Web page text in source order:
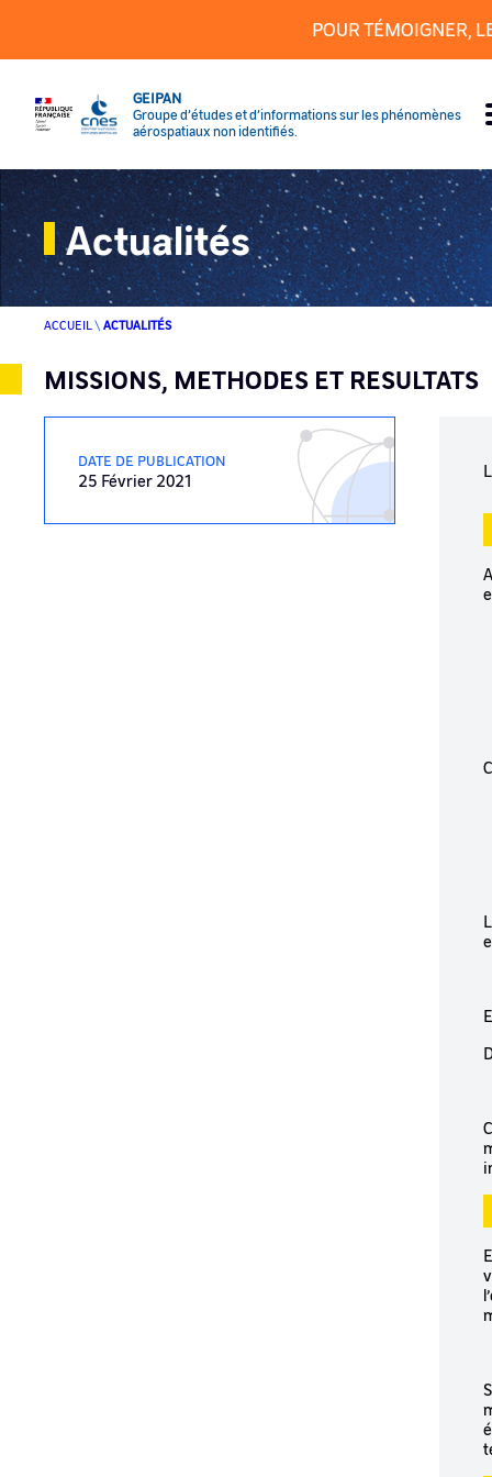
POUR TÉMOIGNER,
GEIPAN
Groupe d’études et d’informations sur les phénomènes
aérospatiaux non identifiés.
Actualités
ACCUEIL\ ACTUALITÉS
MISSIONS, METHODES ET RESULTATS
DATE DE PUBLICATION
25 Février 2021